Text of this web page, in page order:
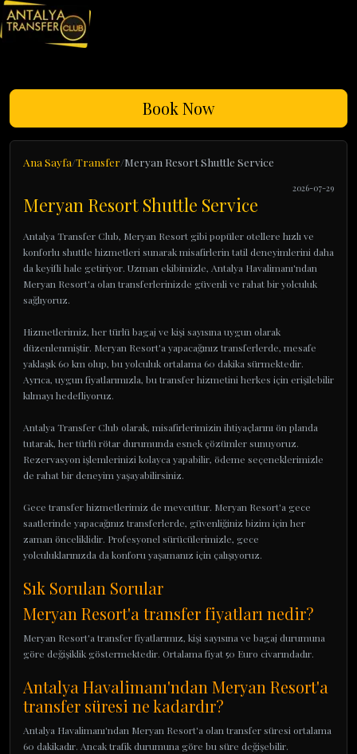
Book Now
Ana Sayfa Transfer Meryan Resort Shuttle Service
2026-07-29
Meryan Resort Shuttle Service
Antalya Transfer Club, Meryan Resort gibi popüler otellere hızlı ve
konforlu shuttle hizmetleri sunarak misafirlerin tatil deneyimlerini daha
da keyifli hale getiriyor. Uzman ekibimizle, Antalya Havalimanı'ndan
Meryan Resort'a olan transferlerinizde güvenli ve rahat bir yolculuk
sağlıyoruz.
Hizmetlerimiz, her türlü bagaj ve kişi sayısına uygun olarak
düzenlenmiştir. Meryan Resort'a yapacağınız transferlerde, mesafe
yaklaşık 60 km olup, bu yolculuk ortalama 60 dakika sürmektedir.
Ayrıca, uygun fiyatlarımızla, bu transfer hizmetini herkes için erişilebilir
kılmayı hedefliyoruz.
Antalya Transfer Club olarak, misafirlerimizin ihtiyaçlarını ön planda
tutarak, her türlü rötar durumunda esnek çözümler sunuyoruz.
Rezervasyon işlemlerinizi kolayca yapabilir, ödeme seçeneklerimizle
de rahat bir deneyim yaşayabilirsiniz.
Gece transfer hizmetlerimiz de mevcuttur. Meryan Resort'a gece
saatlerinde yapacağınız transferlerde, güvenliğiniz bizim için her
zaman önceliklidir. Profesyonel sürücülerimizle, gece
yolculuklarınızda da konforu yaşamanız için çalışıyoruz.
Sık Sorulan Sorular
Meryan Resort'a transfer fiyatları nedir?
Meryan Resort'a transfer fiyatlarımız, kişi sayısına ve bagaj durumuna
göre değişiklik göstermektedir. Ortalama fiyat 50 Euro civarındadır.
Antalya Havalimanı'ndan Meryan Resort'a
transfer süresi ne kadardır?
Antalya Havalimanı'ndan Meryan Resort'a olan transfer süresi ortalama
60 dakikadır. Ancak trafik durumuna göre bu süre değişebilir.